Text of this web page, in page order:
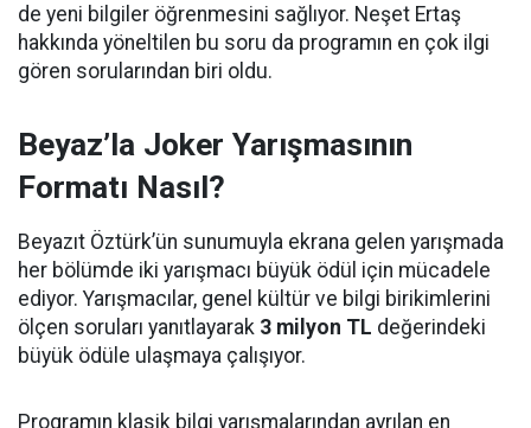
de yeni bilgiler öğrenmesini sağlıyor. Neşet Ertaş
hakkında yöneltilen bu soru da programın en çok ilgi
gören sorularından biri oldu.
Beyaz’la Joker Yarışmasının
Formatı Nasıl?
Beyazıt Öztürk’ün sunumuyla ekrana gelen yarışmada
her bölümde iki yarışmacı büyük ödül için mücadele
ediyor. Yarışmacılar, genel kültür ve bilgi birikimlerini
ölçen soruları yanıtlayarak 3 milyon TL değerindeki
büyük ödüle ulaşmaya çalışıyor.
Programın klasik bilgi yarışmalarından ayrılan en